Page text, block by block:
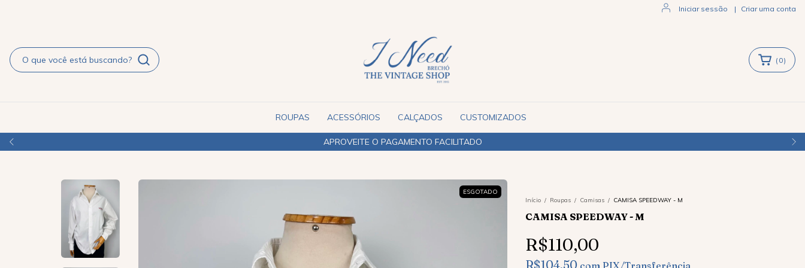
Iniciar sessão | Criar uma conta
APROVEITE O PAGAMENTO FACILITADO
( 0)
ROUPAS ACESSÓRIOS CALÇADOS CUSTOMIZADOS
ESGOTADO
Início / Roupas / Camisas / CAMISA SPEEDWAY - M
CAMISA SPEEDWAY - M
R$110,00
R$104,50 com PIX/Transferência